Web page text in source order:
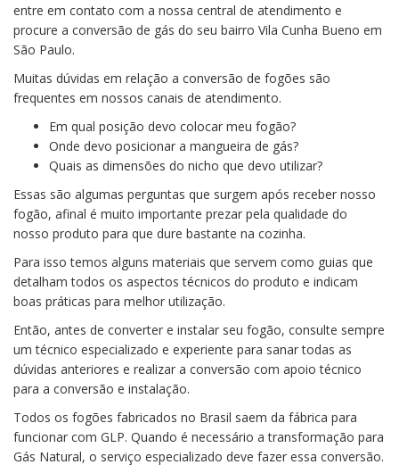
entre em contato com a nossa central de atendimento e
procure a conversão de gás do seu bairro Vila Cunha Bueno em
São Paulo.
Muitas dúvidas em relação a conversão de fogões são
frequentes em nossos canais de atendimento.
Em qual posição devo colocar meu fogão?
Onde devo posicionar a mangueira de gás?
Quais as dimensões do nicho que devo utilizar?
Essas são algumas perguntas que surgem após receber nosso
fogão, afinal é muito importante prezar pela qualidade do
nosso produto para que dure bastante na cozinha.
Para isso temos alguns materiais que servem como guias que
detalham todos os aspectos técnicos do produto e indicam
boas práticas para melhor utilização.
Então, antes de converter e instalar seu fogão, consulte sempre
um técnico especializado e experiente para sanar todas as
dúvidas anteriores e realizar a conversão com apoio técnico
para a conversão e instalação.
Todos os fogões fabricados no Brasil saem da fábrica para
funcionar com GLP. Quando é necessário a transformação para
Gás Natural, o serviço especializado deve fazer essa conversão.